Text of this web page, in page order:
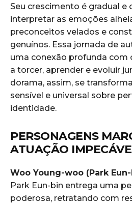
Seu crescimento é gradual e
interpretar as emoções
preconceitos velados e
genuínos. Essa jornada de
uma conexão profunda com
a torcer, aprender e evoluir
dorama, assim, se
sensível e universal sobre
identidade.
PERSONAGENS
ATUAÇÃO
Woo Young-woo (Park
Park Eun-bin entrega uma
poderosa, retratando com